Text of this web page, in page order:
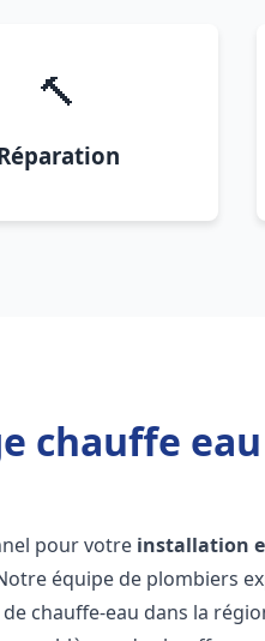
🔨
chauffe eau
pour votre installation
équipe de plombiers
chauffe-eau dans la